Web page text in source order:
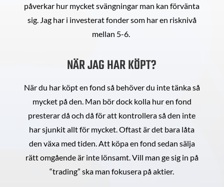
påverkar hur mycket svängningar man kan förvänta
sig. Jag har i investerat fonder som har en risknivå
mellan 5-6.
NÄR JAG HAR KÖPT?
När du har köpt en fond så behöver du inte tänka så
mycket på den. Man bör dock kolla hur en fond
presterar då och då för att kontrollera så den inte
har sjunkit allt för mycket. Oftast är det bara låta
den växa med tiden. Att köpa en fond sedan sälja
rätt omgående är inte lönsamt. Vill man ge sig in på
“trading” ska man fokusera på aktier.